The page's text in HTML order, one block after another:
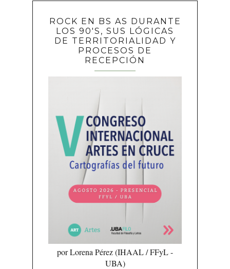
ROCK EN BS AS DURANTE
LOS 90'S, SUS LÓGICAS
DE TERRITORIALIDAD Y
PROCESOS DE
RECEPCIÓN
por Lorena Pérez (IHAAL / FFyL -
UBA)